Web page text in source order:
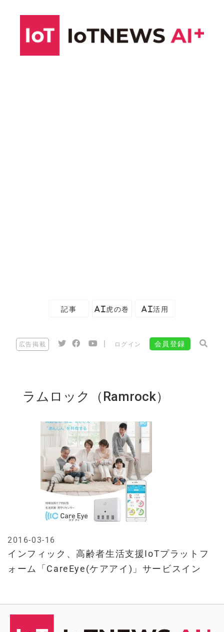
記事 AI虎の巻 AI活用
広告掲載 ログイン 会員登録
ラムロック（Ramrock）
インフィック、高齢者生活支援IoTプラットフ
ォーム「CareEye(ケアアイ)」サービスイン
2016-03-16